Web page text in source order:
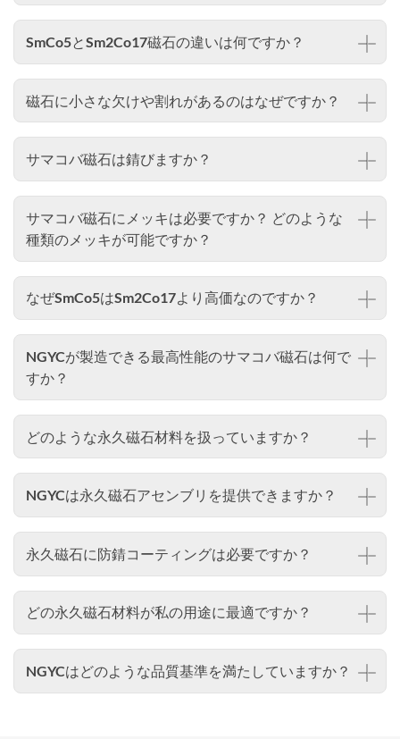
SmCo5とSm2Co17磁石の違いは何ですか？
磁石に小さな欠けや割れがあるのはなぜですか？
サマコバ磁石は錆びますか？
サマコバ磁石にメッキは必要ですか？ どのような
種類のメッキが可能ですか？
なぜSmCo5はSm2Co17より高価なのですか？
NGYCが製造できる最高性能のサマコバ磁石は何で
すか？
どのような永久磁石材料を扱っていますか？
NGYCは永久磁石アセンブリを提供できますか？
永久磁石に防錆コーティングは必要ですか？
どの永久磁石材料が私の用途に最適ですか？
NGYCはどのような品質基準を満たしていますか？